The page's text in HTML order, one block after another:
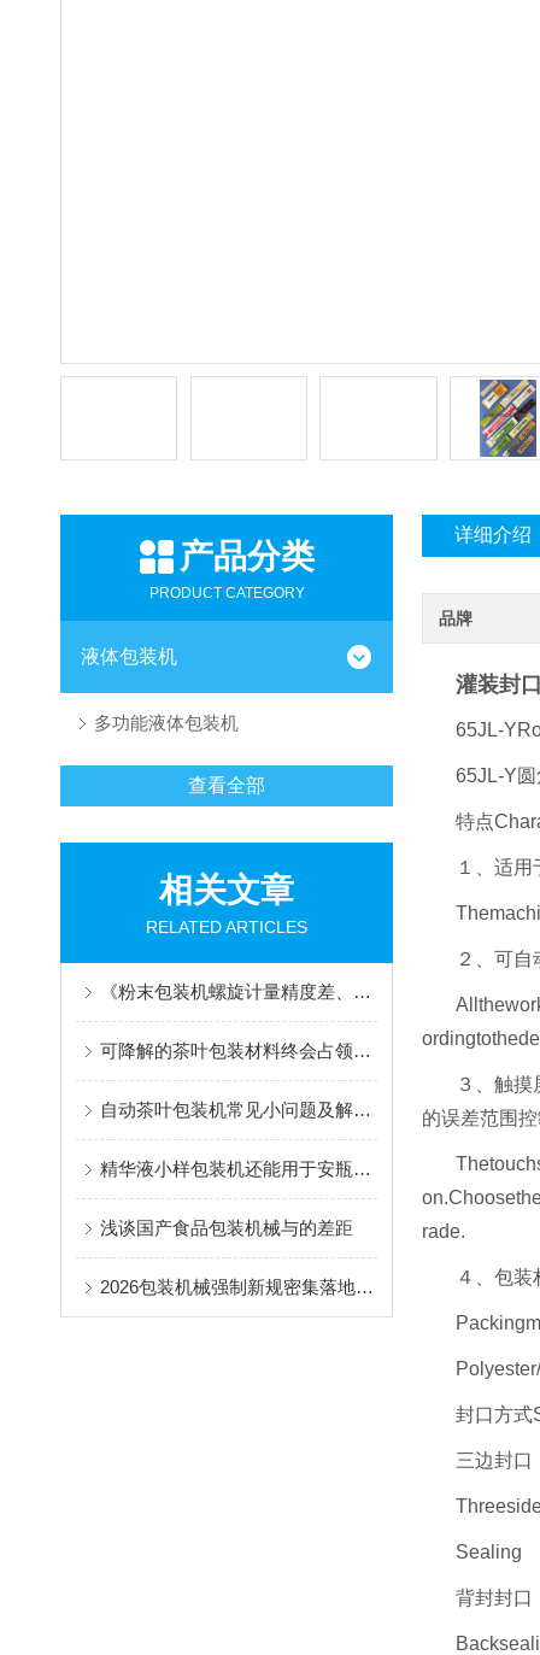
产品分类
PRODUCT CATEGORY
液体包装机
多功能液体包装机
查看全部
相关文章
RELATED ARTICLES
《粉末包装机螺旋计量精度差、堵料？从螺杆选型到反扑控制的实战避坑指南》
可降解的茶叶包装材料终会占领很大领域！
自动茶叶包装机常见小问题及解决方法
精华液小样包装机还能用于安瓶、次抛原液
浅谈国产食品包装机械与的差距
2026包装机械强制新规密集落地：给袋式与真空包装设备的合规适配技术路径
详细介绍
品牌
灌装封
65JL-
65JL-Y
特点
１、适
２、可
３、触
的误差范围
rade.
４、包
封口方式
三边封口
Sealing
背封封口